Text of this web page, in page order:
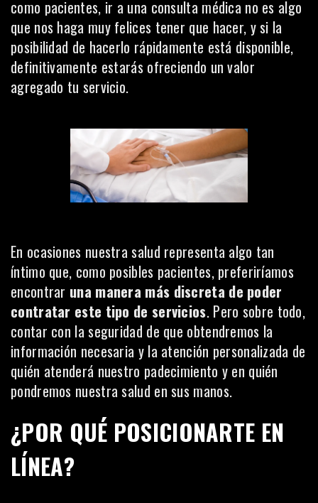
como pacientes, ir a una consulta médica no es algo
que nos haga muy felices tener que hacer, y si la
posibilidad de hacerlo rápidamente está disponible,
definitivamente estarás ofreciendo un valor
agregado tu servicio.
En ocasiones nuestra salud representa algo tan
íntimo que, como posibles pacientes, preferiríamos
encontrar una manera más discreta de poder
contratar este tipo de servicios. Pero sobre todo,
contar con la seguridad de que obtendremos la
información necesaria y la atención personalizada de
quién atenderá nuestro padecimiento y en quién
pondremos nuestra salud en sus manos.
¿POR QUÉ POSICIONARTE EN
LÍNEA?